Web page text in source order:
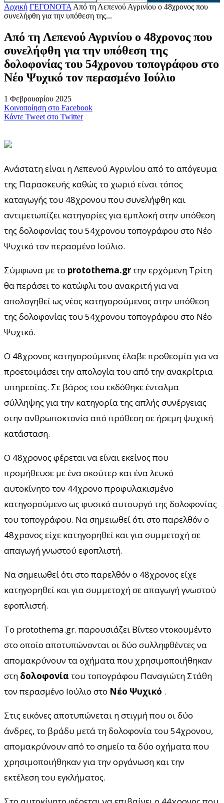
Αρχική ΓΕΓΟΝΟΤΑ Από τη Λεπενού Αγρινίου ο 48χρονος που
συνελήφθη για την υπόθεση της...
Από τη Λεπενού Αγρινίου ο 48χρονος που
συνελήφθη για την υπόθεση της
δολοφονίας του 54χρονου τοπογράφου στο
Νέο Ψυχικό τον περασμένο Ιούλιο
1 Φεβρουαρίου 2025
Κοινοποίηση στο Facebook
Κάντε Tweet στο Twitter
Ανάστατη είναι η Λεπενού Αγρινίου από το απόγευμα
της Παρασκευής καθώς το χωριό είναι τόπος
καταγωγής του 48χρονου που συνελήφθη και
αντιμετωπίζει κατηγορίες για εμπλοκή στην υπόθεση
της δολοφονίας του 54χρονου τοπογράφου στο Νέο
Ψυχικό τον περασμένο Ιούλιο.
Σύμφωνα με το protothema.grτην ερχόμενη Τρίτη
θα περάσει το κατώφλι του ανακριτή για να
απολογηθεί ως νέος κατηγορούμενος στην υπόθεση
της δολοφονίας του 54χρονου τοπογράφου στο Νέο
Ψυχικό.
Ο 48χρονος κατηγορούμενος έλαβε προθεσμία για να
προετοιμάσει την απολογία του από την ανακρίτρια
υπηρεσίας. Σε βάρος του εκδόθηκε ένταλμα
σύλληψης για την κατηγορία της απλής συνέργειας
στην ανθρωποκτονία από πρόθεση σε ήρεμη ψυχική
κατάσταση.
Ο 48χρονος φέρεται να είναι εκείνος που
προμήθευσε με ένα σκούτερ και ένα λευκό
αυτοκίνητο τον 44χρονο προφυλακισμένο
κατηγορούμενο ως φυσικό αυτουργό της δολοφονίας
του τοπογράφου. Να σημειωθεί ότι στο παρελθόν ο
48χρονος είχε κατηγορηθεί και για συμμετοχή σε
απαγωγή γνωστού εφοπλιστή.
Να σημειωθεί ότι στο παρελθόν ο 48χρονος είχε
κατηγορηθεί και για συμμετοχή σε απαγωγή γνωστού
εφοπλιστή.
Το protothema.gr. παρουσιάζει Βίντεο ντοκουμέντο
στο οποίο αποτυπώνονται οι δύο συλληφθέντες να
απομακρύνουν τα οχήματα που χρησιμοποιήθηκαν
στη δολοφονία του τοπογράφου Παναγιώτη Στάθη
τον περασμένο Ιούλιο στο Νέο Ψυχικό .
Στις εικόνες αποτυπώνεται η στιγμή που οι δύο
άνδρες, το βράδυ μετά τη δολοφονία του 54χρονου,
απομακρύνουν από το σημείο τα δύο οχήματα που
χρησιμοποιήθηκαν για την οργάνωση και την
εκτέλεση του εγκλήματος.